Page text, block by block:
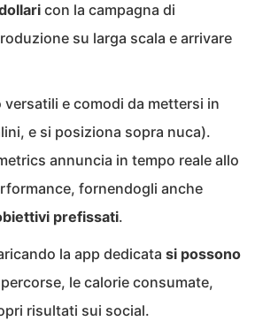
con la campagna di
su larga scala e arrivare
e comodi da mettersi in
e si posiziona sopra nuca).
annuncia in tempo reale allo
fornendogli anche
prefissati.
la app dedicata si possono
le calorie consumate,
risultati sui social.